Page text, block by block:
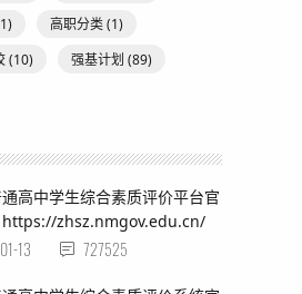
高职分类(1)
(10) 强基计划 (89)
高中学生综合素质评价平台官
https://zhsz.nmgov.edu.cn/
13 727525